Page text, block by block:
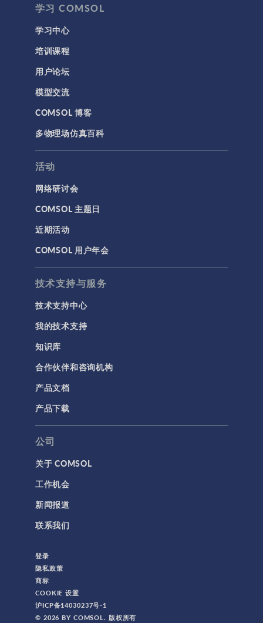
学习 COMSOL
学习中心
培训课程
用户论坛
模型交流
COMSOL 博客
多物理场仿真百科
活动
网络研讨会
COMSOL 主题日
近期活动
COMSOL 用户年会
技术支持与服务
技术支持中心
我的技术支持
知识库
合作伙伴和咨询机构
产品文档
产品下载
公司
关于 COMSOL
工作机会
新闻报道
联系我们
登录
隐私政策
商标
COOKIE 设置
沪ICP备14030237号-1
© 2026 BY COMSOL. 版权所有